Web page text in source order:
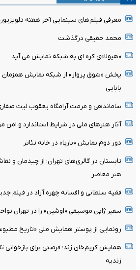
معرفی فیلم‌های سینمایی آخر هفته
محمد حقیقی درگذشت
«هیولا»ی کره ای به شبکه نمایش می آید
پخش «شوق پرواز» از شبکه نمایش همزمان
بابایی
ساماندهی و مرمت آرامگاه یعقوب لیث
آثار هنرهای ملی در شرایط استاندارد و امن
دور دوم نمایش «ناریا» در خانه تئاتر
تابستان در گالری‌های تهران؛ از چیدمان و
هنر معاصر
فقیه سلطانی و افسانه چهره آزاد در فیلم
سفیر ژاپن موسیقی «اوشین» را در تهران
رونمایی از پوستر همایش ملی «تاریخ
همایش کریم‌خان زند؛ فرصتی برای بازخوانی
زندیه